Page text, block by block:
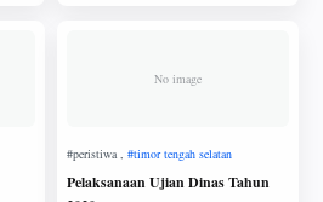
No image
Pelaksanaan Ujian Dinas Tahun